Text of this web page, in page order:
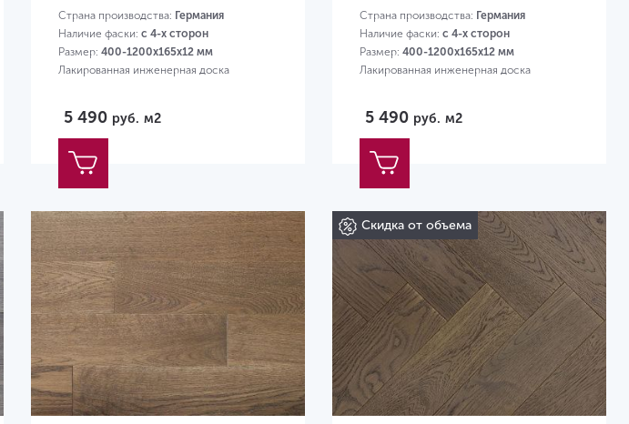
Страна производства: Германия
Наличие фаски: с 4-х сторон
Размер: 400-1200х165х12 мм
Лакированная инженерная доска
5 490 руб. м2
Страна производства: Германия
Наличие фаски: с 4-х сторон
Размер: 400-1200х165х12 мм
Лакированная инженерная доска
5 490 руб. м2
Скидка от объема